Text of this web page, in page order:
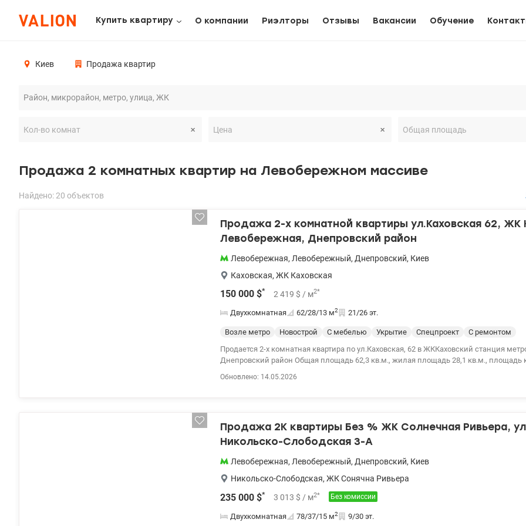
Купить квартиру О компании Риэлторы Отзывы Вакансии Обучение
Киев Продажа квартир
Продажа 2 комнатных квартир на Левобережном массиве
Найдено: 20 объектов
Продажа 2-х комнатной квартиры ул.Каховская 62, ЖК
Левобережная, Днепровский район
Левобережная, Левобережный, Днепровский, Киев
Каховская, ЖК Каховская
150 000 $* 2 419 $ / м2*
Двухкомнатная 62/28/13 м2 21/26 эт.
Возле метро Новострой С мебелью Укрытие Спецпроект
С ремонтом
Продается 2-х комнатная квартира по ул.Каховская, 62 в ЖККаховский станция
Днепровский район Общая площадь 62,3 кв.м., жилая площадь 28,1 кв.м., площадь
продается с техникой и мебелью, выполненной под заказ из натурального дерева и
договоримся о просмотре. Цена 150000у.е., 0976449950, Наталья, valion.ua/1136012
Обновлено: 14.05.2026
Продажа 2К квартиры Без % ЖК Солнечная Ривьера,
Никольско-Слободская 3-А
Левобережная, Левобережный, Днепровский, Киев
Никольско-Слободская, ЖК Сонячна Ривьера
235 000 $* 3 013 $ / м2* Без комиссии
Двухкомнатная 78/37/15 м2 9/30 эт.